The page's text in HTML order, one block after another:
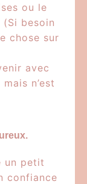
ou le
besoin
chose sur
avec
n’est
un petit
confiance